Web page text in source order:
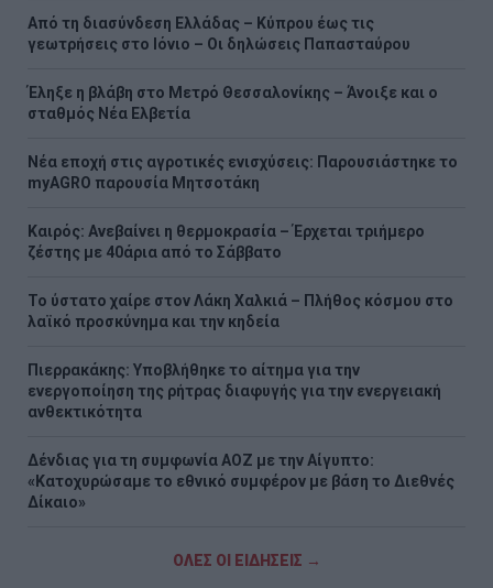
Από τη διασύνδεση Ελλάδας – Κύπρου έως τις
γεωτρήσεις στο Ιόνιο – Οι δηλώσεις Παπασταύρου
Έληξε η βλάβη στο Μετρό Θεσσαλονίκης – Άνοιξε και ο
σταθμός Νέα Ελβετία
Νέα εποχή στις αγροτικές ενισχύσεις: Παρουσιάστηκε το
myAGRO παρουσία Μητσοτάκη
Καιρός: Ανεβαίνει η θερμοκρασία – Έρχεται τριήμερο
ζέστης με 40άρια από το Σάββατο
Το ύστατο χαίρε στον Λάκη Χαλκιά – Πλήθος κόσμου στο
λαϊκό προσκύνημα και την κηδεία
Πιερρακάκης: Υποβλήθηκε το αίτημα για την
ενεργοποίηση της ρήτρας διαφυγής για την ενεργειακή
ανθεκτικότητα
Δένδιας για τη συμφωνία ΑΟΖ με την Αίγυπτο:
«Κατοχυρώσαμε το εθνικό συμφέρον με βάση το Διεθνές
Δίκαιο»
ΟΛΕΣ ΟΙ ΕΙΔΗΣΕΙΣ →